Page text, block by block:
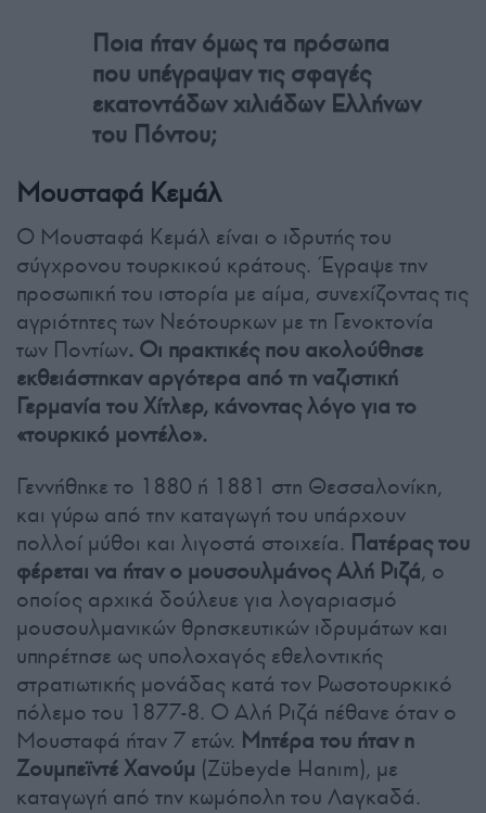
Ποια ήταν όμως τα πρόσωπα
που υπέγραψαν τις σφαγές
εκατοντάδων χιλιάδων Ελλήνων
του Πόντου;
Μουσταφά Κεμάλ
Ο Μουσταφά Κεμάλ είναι ο ιδρυτής του
σύγχρονου τουρκικού κράτους. Έγραψε την
προσωπική του ιστορία με αίμα, συνεχίζοντας τις
αγριότητες των Νεότουρκων με τη Γενοκτονία
των Ποντίων. Οι πρακτικές που ακολούθησε
εκθειάστηκαν αργότερα από τη ναζιστική
Γερμανία του Χίτλερ, κάνοντας λόγο για το
«τουρκικό μοντέλο».
Γεννήθηκε το 1880 ή 1881 στη Θεσσαλονίκη,
και γύρω από την καταγωγή του υπάρχουν
πολλοί μύθοι και λιγοστά στοιχεία. Πατέρας του
φέρεται να ήταν ο μουσουλμάνος Αλή Ριζά, ο
οποίος αρχικά δούλευε για λογαριασμό
μουσουλμανικών θρησκευτικών ιδρυμάτων και
υπηρέτησε ως υπολοχαγός εθελοντικής
στρατιωτικής μονάδας κατά τον Ρωσοτουρκικό
πόλεμο του 1877-8. Ο Αλή Ριζά πέθανε όταν ο
Μουσταφά ήταν 7 ετών. Μητέρα του ήταν η
Ζουμπεϊντέ Χανούμ (Zübeyde Hanım), με
καταγωγή από την κωμόπολη του Λαγκαδά.